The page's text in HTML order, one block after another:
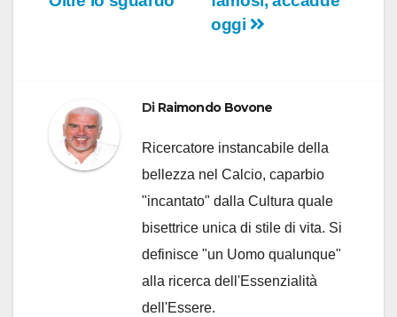
oggi
Di Raimondo Bovone
Ricercatore instancabile della
bellezza nel Calcio, caparbio
"incantato" dalla Cultura quale
bisettrice unica di stile di vita. Si
definisce "un Uomo qualunque"
alla ricerca dell'Essenzialità
dell'Essere.